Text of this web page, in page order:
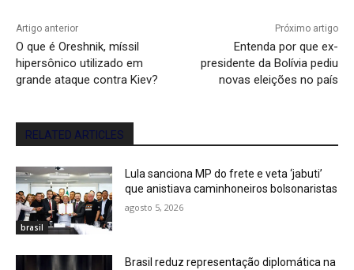
Artigo anterior
O que é Oreshnik, míssil
hipersônico utilizado em
grande ataque contra Kiev?
Próximo artigo
Entenda por que ex-
presidente da Bolívia pediu
novas eleições no país
RELATED ARTICLES
brasil
Lula sanciona MP do frete e veta ‘jabuti’
que anistiava caminhoneiros bolsonaristas
agosto 5, 2026
Brasil reduz representação diplomática na